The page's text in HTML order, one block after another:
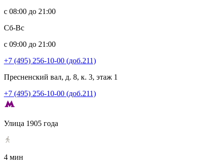
с 08:00 до 21:00
Сб-Вс
с 09:00 до 21:00
+7 (495) 256-10-00 (доб.211)
Пресненский вал, д. 8, к. 3, этаж 1
+7 (495) 256-10-00 (доб.211)
Улица 1905 года
4 мин